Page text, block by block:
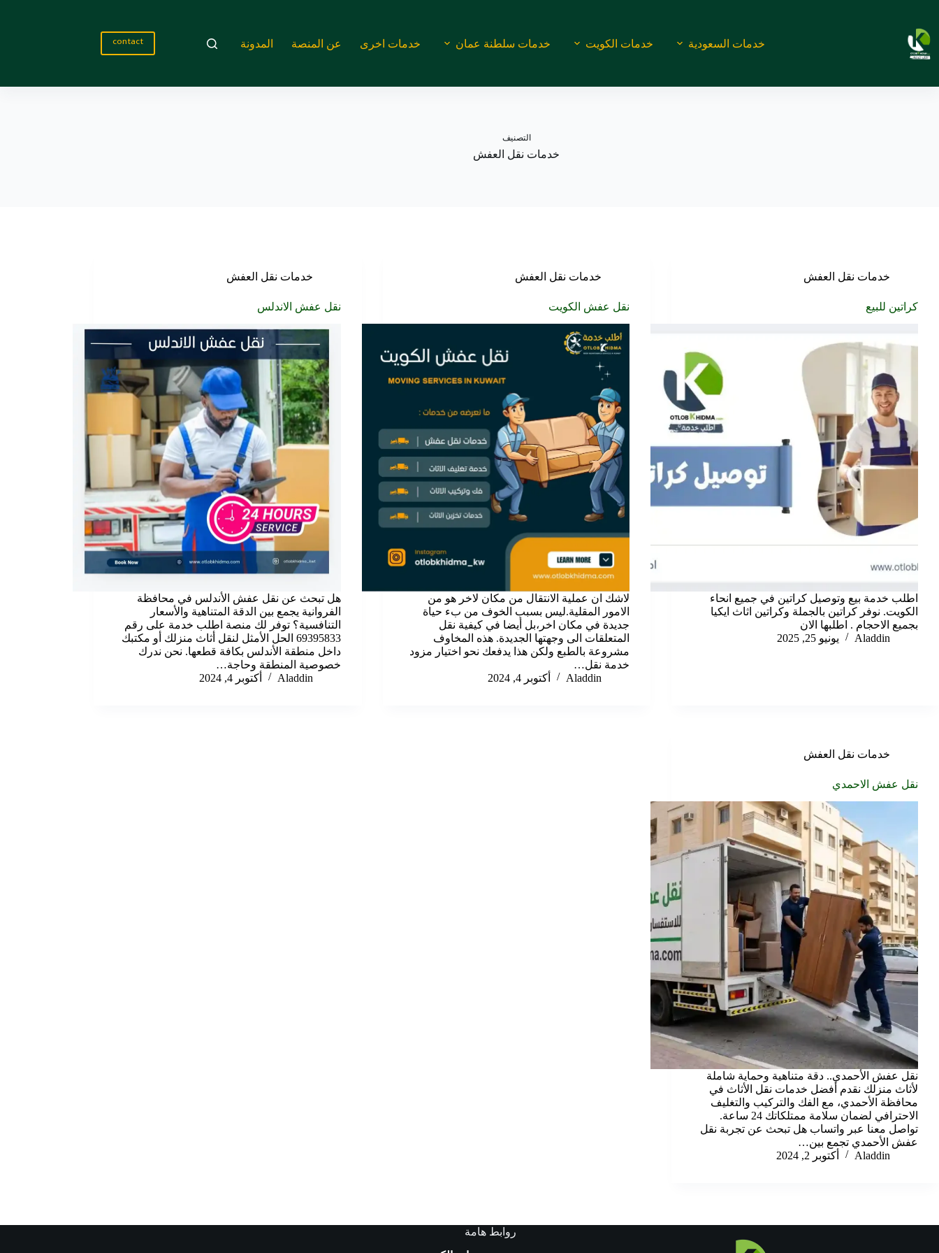
المحتوى
خدمات السعودية
خدمات الكويت خدمات سلطنة عمان خدمات اخرى عن المنصة المدونة contact
التصنيف
خدمات نقل العفش
خدمات نقل العفش
كراتين للبيع
اطلب خدمة بيع وتوصيل كراتين في جميع انحاء
الكويت. نوفر كراتين بالجملة وكراتين اثاث ايكيا
بجميع الاحجام . اطلبها الان
Aladdin
يونيو 25, 2025
خدمات نقل العفش
نقل عفش الكويت
لاشك ان عملية الانتقال من مكان لاخر هو من
الامور المقلية.ليس بسبب الخوف من بء حياة
جديدة في مكان اخر،بل أيضا في كيفية نقل
المتعلقات الى وجهتها الجديدة. هذه المخاوف
مشروعة بالطبع ولكن هذا يدفعك نحو اختيار مزود
خدمة نقل…
Aladdin
أكتوبر 4, 2024
خدمات نقل العفش
نقل عفش الاندلس
هل تبحث عن نقل عفش الأندلس في محافظة
الفروانية يجمع بين الدقة المتناهية والأسعار
التنافسية؟ توفر لك منصة اطلب خدمة على رقم
69395833 الحل الأمثل لنقل أثاث منزلك أو مكتبك
داخل منطقة الأندلس بكافة قطعها. نحن ندرك
خصوصية المنطقة وحاجة…
Aladdin
أكتوبر 4, 2024
خدمات نقل العفش
نقل عفش الاحمدي
نقل عفش الأحمدي.. دقة متناهية وحماية شاملة
لأثاث منزلك نقدم أفضل خدمات نقل الأثاث في
محافظة الأحمدي، مع الفك والتركيب والتغليف
الاحترافي لضمان سلامة ممتلكاتك 24 ساعة.
تواصل معنا عبر واتساب هل تبحث عن تجربة نقل
عفش الأحمدي تجمع بين…
Aladdin
أكتوبر 2, 2024
روابط هامة